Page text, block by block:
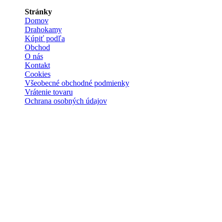
Stránky
Domov
Drahokamy
Kúpiť podľa
Obchod
O nás
Kontakt
Cookies
Všeobecné obchodné podmienky
Vrátenie tovaru
Ochrana osobných údajov